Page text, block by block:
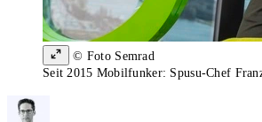
© Foto Semrad
Seit 2015 Mobilfunker: Spusu-Chef